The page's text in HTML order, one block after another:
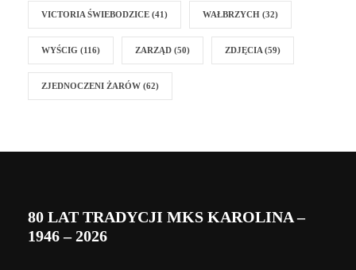
VICTORIA ŚWIEBODZICE (41) WAŁBRZYCH (32)
WYŚCIG (116) ZARZĄD (50) ZDJĘCIA (59)
ZJEDNOCZENI ŻARÓW (62)
80 LAT TRADYCJI MKS KAROLINA –
1946 – 2026